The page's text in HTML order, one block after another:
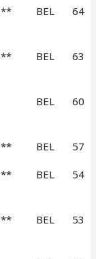
** BEL 64
** BEL 63
BEL 60
** BEL 57
** BEL 54
** BEL 53